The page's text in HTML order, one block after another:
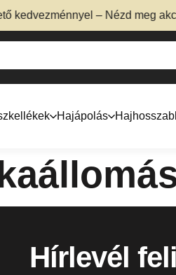
– Nézd meg
Hajápolás
Hírlevél